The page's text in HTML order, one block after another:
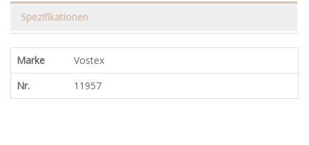
Spezifikationen
Marke
Vostex
Nr.
11957